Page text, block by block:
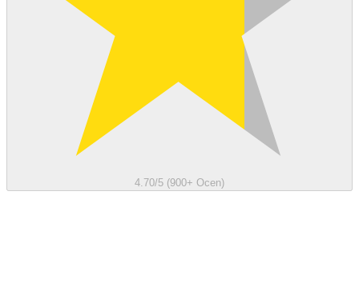
4.70/5 (900+ Ocen)